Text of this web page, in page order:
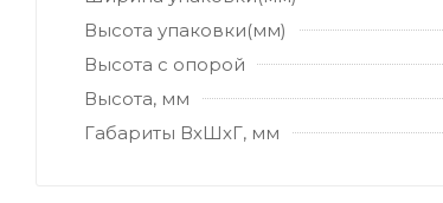
Высота упаковки(мм)
Высота с опорой
Высота, мм
Габариты ВхШхГ, мм